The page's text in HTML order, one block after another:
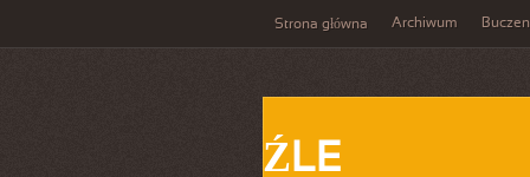
Strona główna Archiwum
ŹLE